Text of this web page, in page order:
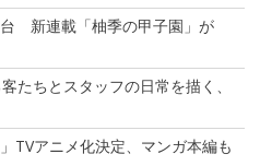
新連載「柚季の甲子園」が
たちとスタッフの日常を描く、
TVアニメ化決定、マンガ本編も